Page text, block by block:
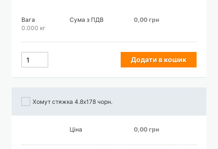
Вага
0.000 кг
Сума з ПДВ 0,00 грн
Додати в кошик
Хомут стяжка 4.8х178 чорн.
Ціна 0,00 грн